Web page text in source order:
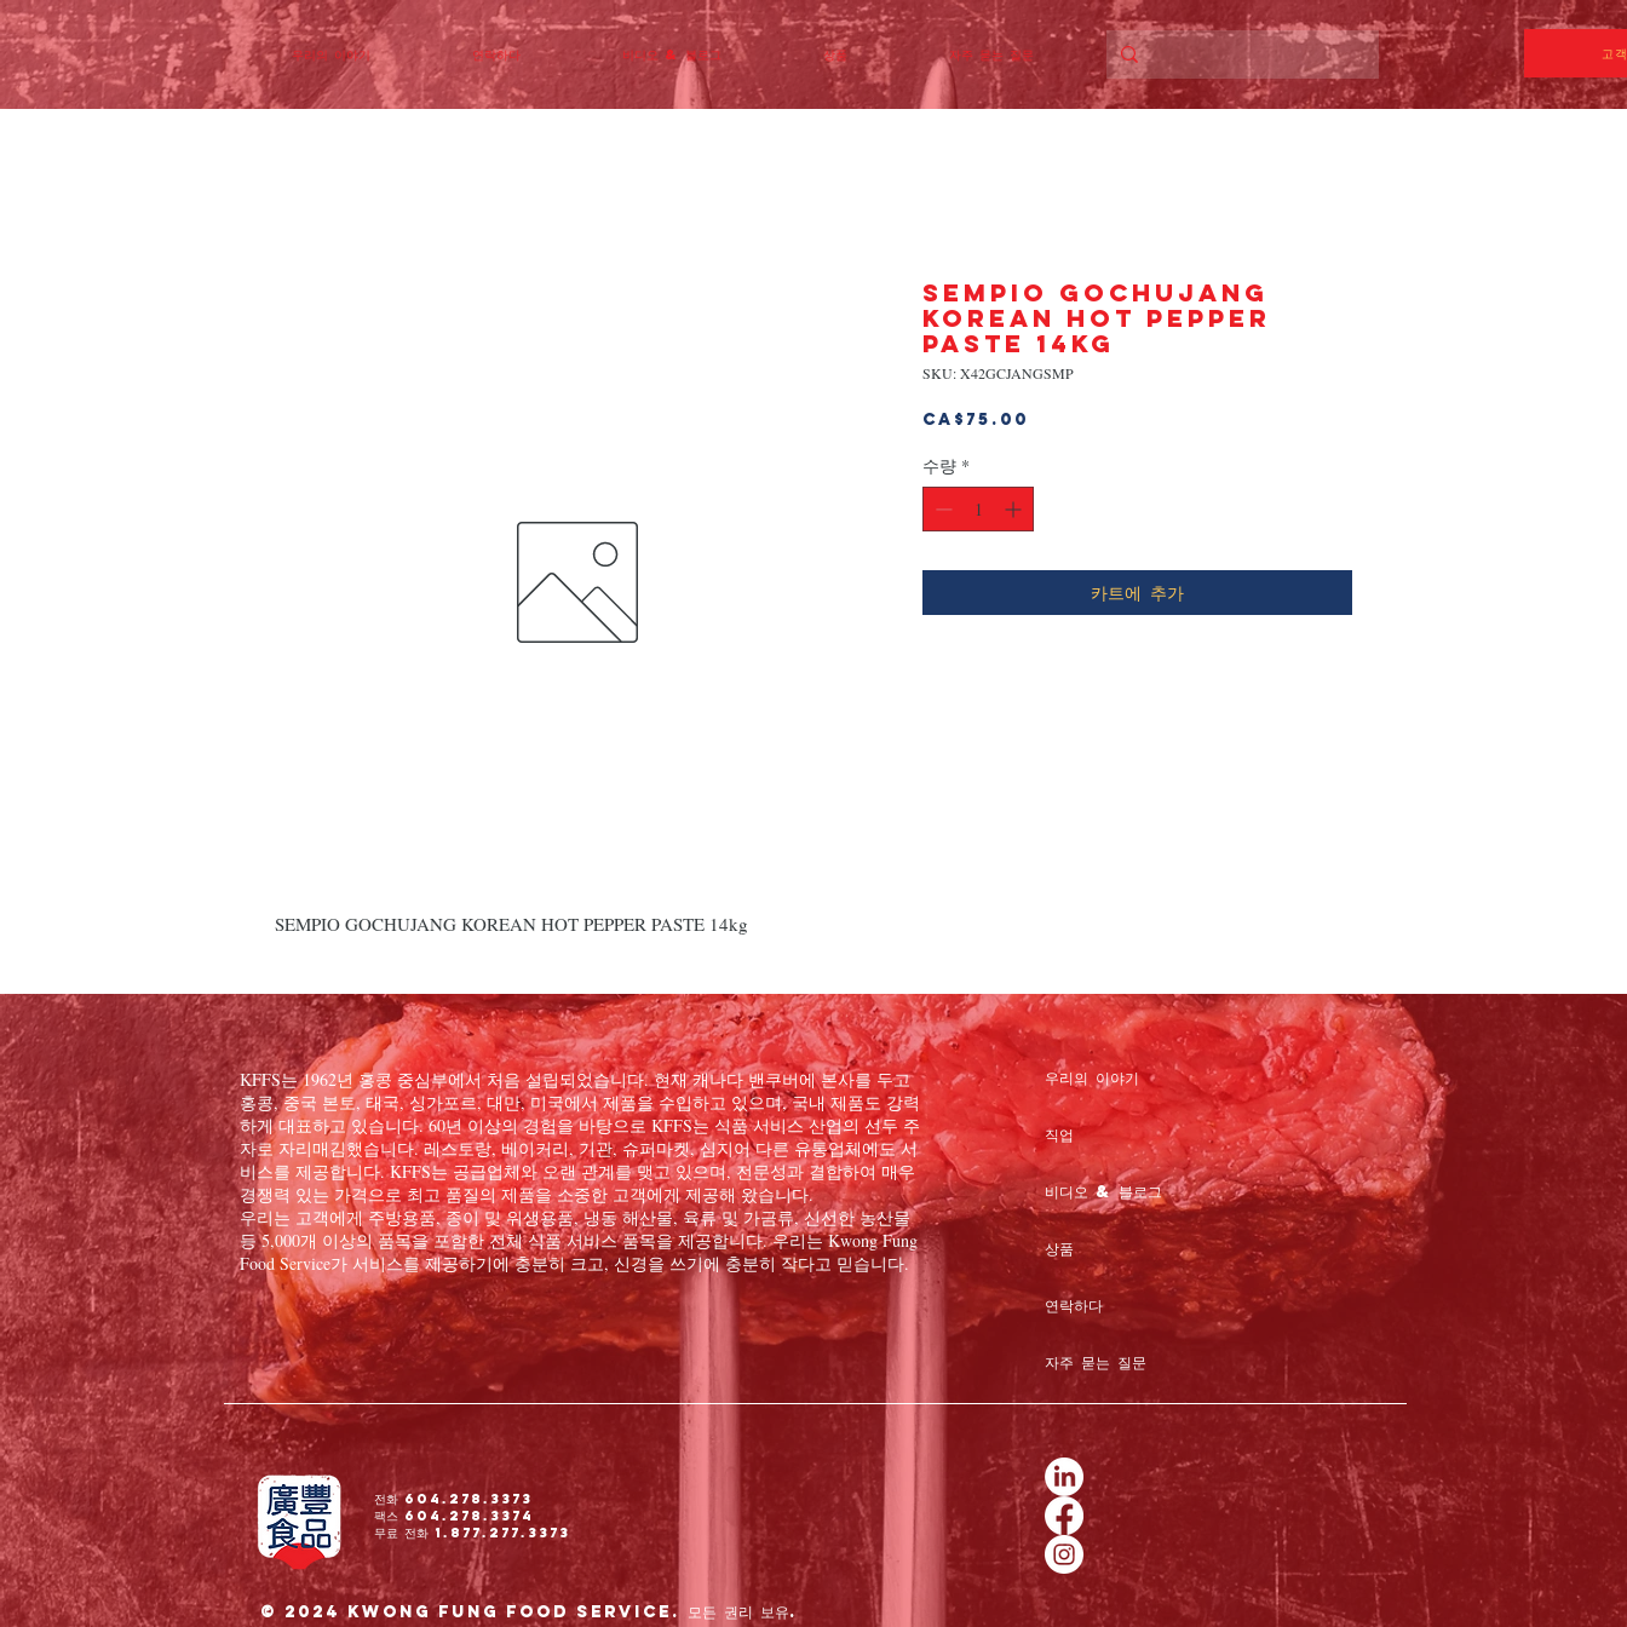
우리의 이야기 연락하다 비디오 & 블로그 상품 자주 묻는 질문 고
SEMPIO GOCHUJANG KOREAN HOT PEPPER PASTE 14kg
SEMPIO GOCHUJANG
KOREAN HOT PEPPER
PASTE 14kg
SKU: X42GCJANGSMP
CA$75.00
수량 *
카트에 추가
KFFS는 1962년 홍콩 중심부에서 처음 설립되었습니다. 현재 캐나다 밴쿠버에 본사를 두고
홍콩, 중국 본토, 태국, 싱가포르, 대만, 미국에서 제품을 수입하고 있으며, 국내 제품도 강력
하게 대표하고 있습니다. 60년 이상의 경험을 바탕으로 KFFS는 식품 서비스 산업의 선두 주
자로 자리매김했습니다. 레스토랑, 베이커리, 기관, 슈퍼마켓, 심지어 다른 유통업체에도 서
비스를 제공합니다. KFFS는 공급업체와 오랜 관계를 맺고 있으며, 전문성과 결합하여 매우
경쟁력 있는 가격으로 최고 품질의 제품을 소중한 고객에게 제공해 왔습니다.
우리는 고객에게 주방용품, 종이 및 위생용품, 냉동 해산물, 육류 및 가금류, 신선한 농산물
등 5,000개 이상의 품목을 포함한 전체 식품 서비스 품목을 제공합니다. 우리는 Kwong Fung
Food Service가 서비스를 제공하기에 충분히 크고, 신경을 쓰기에 충분히 작다고 믿습니다.
우리의 이야기
직업
비디오 & 블로그
상품
연락하다
자주 묻는 질문
전화 604.278.3373
팩스 604.278.3374
무료 전화 1.877.277.3373
© 2024 Kwong Fung Food Service. 모든 권리 보유.